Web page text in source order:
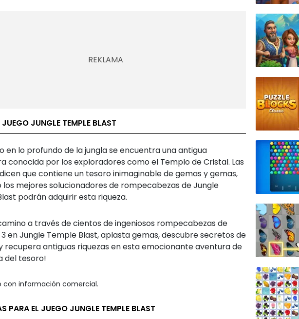
JUEGO JUNGLE TEMPLE BLAST
en lo profundo de la jungla se encuentra una antigua
conocida por los exploradores como el Templo de Cristal. Las
que contiene un tesoro inimaginable de gemas y gemas,
los mejores solucionadores de rompecabezas de Jungle
podrán adquirir esta riqueza.
a través de cientos de ingeniosos rompecabezas de
en Jungle Temple Blast, aplasta gemas, descubre secretos de
recupera antiguas riquezas en esta emocionante aventura de
del tesoro!
con información comercial.
PARA EL JUEGO JUNGLE TEMPLE BLAST